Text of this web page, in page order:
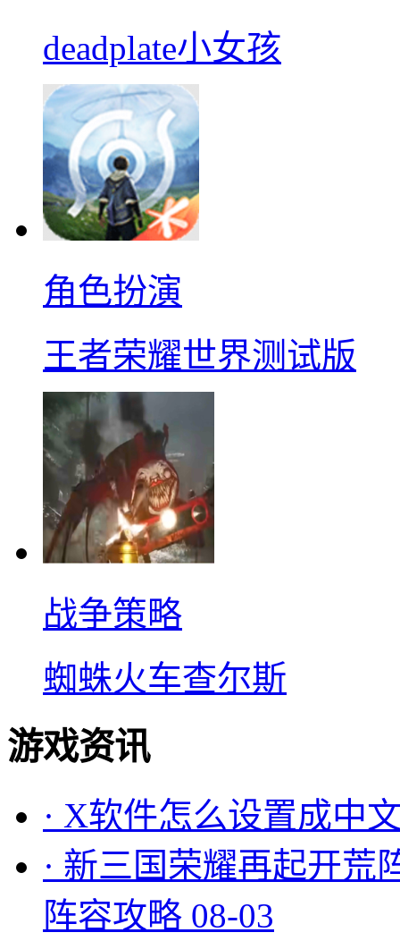
deadplate小女孩
角色扮演
王者荣耀世界测试版
战争策略
蜘蛛火车查尔斯
游戏资讯
· X软件怎么设置成中
· 新三国荣耀再起开荒
阵容攻略 08-03